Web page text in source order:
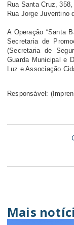
Rua Santa Cruz, 358,
Rua Jorge Juventino
A Operação “Santa
Secretaria de
(Secretaria de
Guarda Municipal e
Luz e Associação
Responsável:
Mais